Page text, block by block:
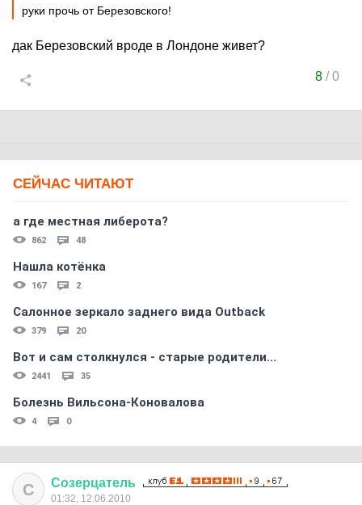
руки прочь от Березовского!
дак Березовский вроде в Лондоне живет?
8/0
СЕЙЧАС ЧИТАЮТ
а где местная либерота?
862 48
Нашла котёнка
167 2
Салонное зеркало заднего вида Outback
379 20
Вот и сам столкнулся - старые родители...
2441 35
Болезнь Вильсона-Коновалова
4 0
С Созерцатель
01:32, 12.06.2010